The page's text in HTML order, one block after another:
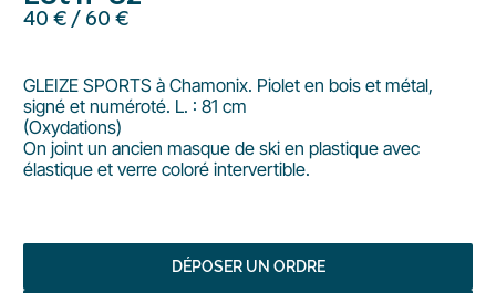
40 € / 60 €
GLEIZE SPORTS à Chamonix. Piolet en bois et métal,
signé et numéroté. L. : 81 cm
(Oxydations)
On joint un ancien masque de ski en plastique avec
élastique et verre coloré intervertible.
DÉPOSER UN ORDRE